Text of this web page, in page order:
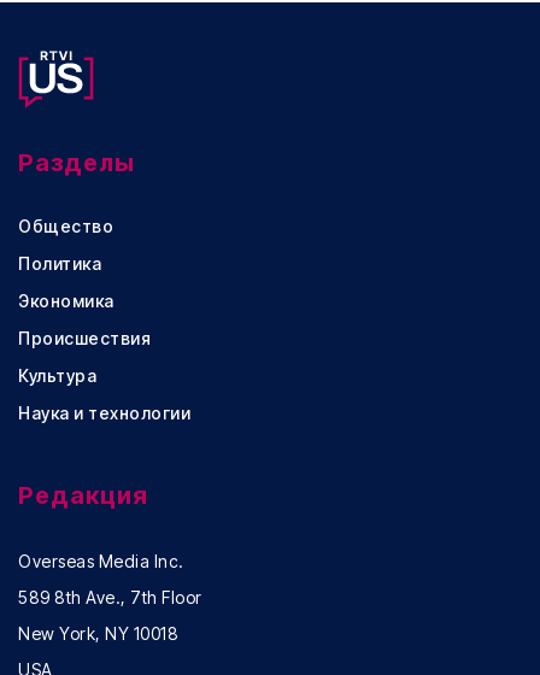
Разделы
Общество
Политика
Экономика
Происшествия
Культура
Наука и технологии
Редакция
Overseas Media Inc.
589 8th Ave., 7th Floor
New York, NY 10018
USA